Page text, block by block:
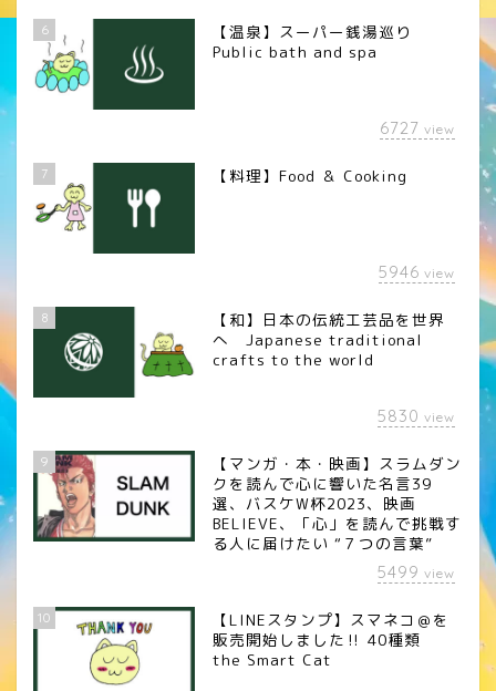
6
【温泉】スーパー銭湯巡り
Public bath and spa
6727 view
7 【料理】Food ＆ Cooking
5946 view
8
【和】日本の伝統工芸品を世界
へ Japanese traditional
crafts to the world
5830 view
9
【マンガ・本・映画】スラムダン
クを読んで心に響いた名言39
選、バスケW杯2023、映画
BELIEVE、「心」を読んで挑戦す
る人に届けたい “７つの言葉”
5499 view
10
【LINEスタンプ】スマネコ＠を
販売開始しました‼︎ 40種類
the Smart Cat